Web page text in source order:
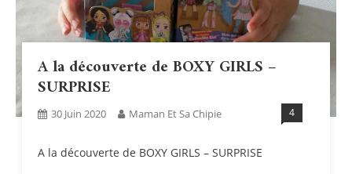
A la découverte de BOXY GIRLS –
SURPRISE
30 Juin 2020 Maman Et Sa Chipie 4
A la découverte de BOXY GIRLS – SURPRISE